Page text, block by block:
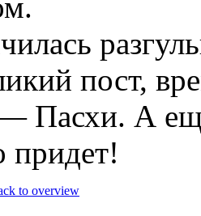
пост,
Пасхи. А
придет!
to overview